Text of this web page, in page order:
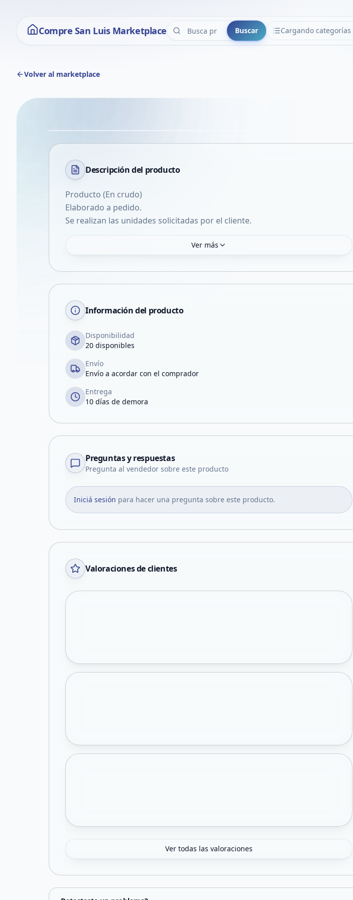
Compre San Luis Marketplace Buscar Cargando categorías
CATEGORÍAS
Volver al marketplace
VER EN PANTALLA COMPLETA
Descripción del producto
Producto (En crudo)
Elaborado a pedido.
Se realizan las unidades solicitadas por el cliente.
Ver más
Información del producto
Disponibilidad
20 disponibles
Envío
Envío a acordar con el comprador
Entrega
10 días de demora
Preguntas y respuestas
Pregunta al vendedor sobre este producto
Iniciá sesión para hacer una pregunta sobre este producto.
Valoraciones de clientes
Ver todas las valoraciones